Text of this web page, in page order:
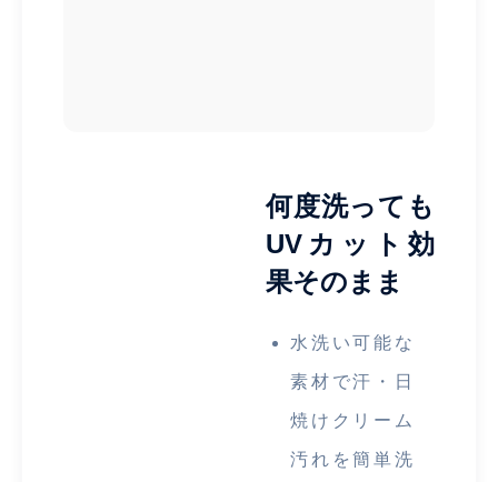
何度洗っても
UVカット効
果そのまま
水洗い可能な
素材で汗・日
焼けクリーム
汚れを簡単洗